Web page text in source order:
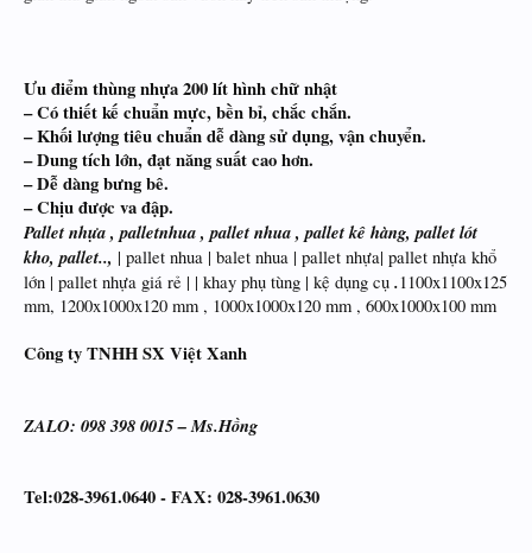
Ưu điểm thùng nhựa 200 lít hình chữ nhật
– Có thiết kế chuẩn mực, bền bỉ, chắc chắn.
– Khối lượng tiêu chuẩn dễ dàng sử dụng, vận chuyển.
– Dung tích lớn, đạt năng suất cao hơn.
– Dễ dàng bưng bê.
– Chịu được va đập.
Pallet nhựa , palletnhua , pallet nhua , pallet kê hàng, pallet lót
kho, pallet.., | pallet nhua | balet nhua | pallet nhựa| pallet nhựa khổ
lớn | pallet nhựa giá rẻ | | khay phụ tùng | kệ dụng cụ .1100x1100x125
mm, 1200x1000x120 mm , 1000x1000x120 mm , 600x1000x100 mm
Công ty TNHH SX Việt Xanh
ZALO: 098 398 0015 – Ms.Hồng
Tel:028-3961.0640 - FAX: 028-3961.0630